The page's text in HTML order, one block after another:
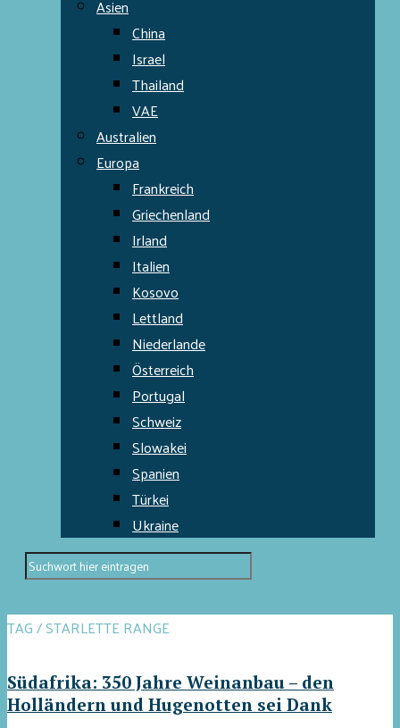
Asien
China
Israel
Thailand
VAE
Australien
Europa
Frankreich
Griechenland
Irland
Italien
Kosovo
Lettland
Niederlande
Österreich
Portugal
Schweiz
Slowakei
Spanien
Türkei
Ukraine
TAG / STARLETTE RANGE
Südafrika: 350 Jahre Weinanbau – den
Holländern und Hugenotten sei Dank